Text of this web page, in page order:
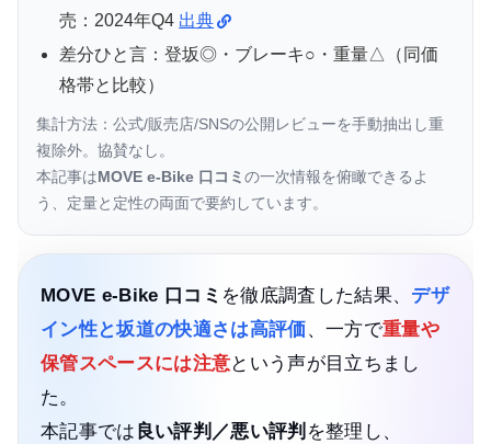
売：2024年Q4 出典
差分ひと言：登坂◎・ブレーキ○・重量△（同価
格帯と比較）
集計方法：公式/販売店/SNSの公開レビューを手動抽出し重
複除外。協賛なし。
本記事は MOVE e-Bike 口コミ の一次情報を俯瞰できるよ
う、定量と定性の両面で要約しています。
MOVE e-Bike 口コミ を徹底調査した結果、 デザ
イン性と坂道の快適さは高評価、一方で重量や
保管スペースには注意という声が目立ちまし
た。
本記事では 良い評判／悪い評判 を整理し、